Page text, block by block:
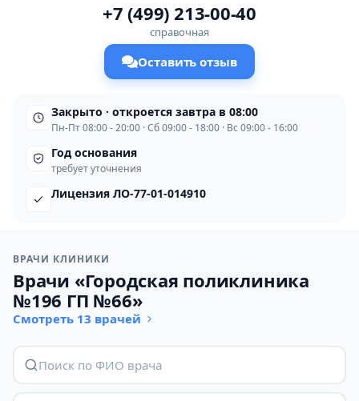
+7 (499) 213-00-40
справочная
Оставить отзыв
Закрыто · откроется завтра в 08:00
Пн-Пт 08:00 - 20:00 · Сб 09:00 - 18:00 · Вс 09:00 - 16:00
Год основания
требует уточнения
Лицензия ЛО-77-01-014910
ВРАЧИ КЛИНИКИ
Врачи «Городская поликлиника
№196 ГП №66»
Смотреть 13 врачей